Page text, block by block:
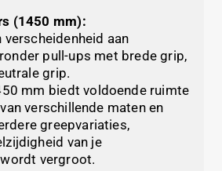
(1450 mm):
aan
pull-ups met brede grip,
grip.
mm biedt voldoende ruimte
verschillende maten en
greepvariaties,
van je
vergroot.